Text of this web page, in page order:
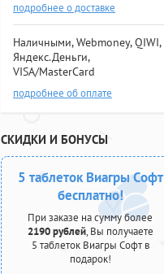
подробнее о доставке
Наличными, Webmoney, QIWI,
Яндекс.Деньги,
VISA/MasterCard
подробнее об оплате
СКИДКИ И БОНУСЫ
5 таблеток Виагры Софт
бесплатно!
При заказе на сумму более
2190 рублей, Вы получаете
5 таблеток Виагры Софт в
подарок!